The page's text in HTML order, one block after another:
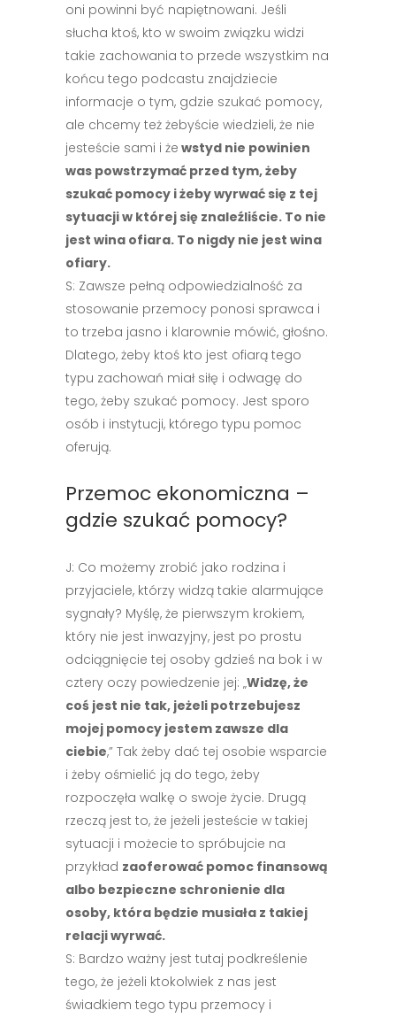
oni powinni być napiętnowani. Jeśli
słucha ktoś, kto w swoim związku widzi
takie zachowania to przede wszystkim na
końcu tego podcastu znajdziecie
informacje o tym, gdzie szukać pomocy,
ale chcemy też żebyście wiedzieli, że nie
jesteście sami i że wstyd nie powinien
was powstrzymać przed tym, żeby
szukać pomocy i żeby wyrwać się z tej
sytuacji w której się znaleźliście. To nie
jest wina ofiara. To nigdy nie jest wina
ofiary.
S: Zawsze pełną odpowiedzialność za
stosowanie przemocy ponosi sprawca i
to trzeba jasno i klarownie mówić, głośno.
Dlatego, żeby ktoś kto jest ofiarą tego
typu zachowań miał siłę i odwagę do
tego, żeby szukać pomocy. Jest sporo
osób i instytucji, którego typu pomoc
oferują.
Przemoc ekonomiczna –
gdzie szukać pomocy?
J: Co możemy zrobić jako rodzina i
przyjaciele, którzy widzą takie alarmujące
sygnały? Myślę, że pierwszym krokiem,
który nie jest inwazyjny, jest po prostu
odciągnięcie tej osoby gdzieś na bok i w
cztery oczy powiedzenie jej: „Widzę, że
coś jest nie tak, jeżeli potrzebujesz
mojej pomocy jestem zawsze dla
ciebie,” Tak żeby dać tej osobie wsparcie
i żeby ośmielić ją do tego, żeby
rozpoczęła walkę o swoje życie. Drugą
rzeczą jest to, że jeżeli jesteście w takiej
sytuacji i możecie to spróbujcie na
przykład zaoferować pomoc finansową
albo bezpieczne schronienie dla
osoby, która będzie musiała z takiej
relacji wyrwać.
S: Bardzo ważny jest tutaj podkreślenie
tego, że jeżeli ktokolwiek z nas jest
świadkiem tego typu przemocy i